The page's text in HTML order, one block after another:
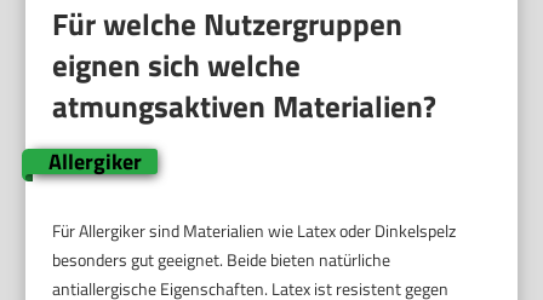
Für welche Nutzergruppen
eignen sich welche
atmungsaktiven Materialien?
Allergiker
Für Allergiker sind Materialien wie Latex oder Dinkelspelz
besonders gut geeignet. Beide bieten natürliche
antiallergische Eigenschaften. Latex ist resistent gegen